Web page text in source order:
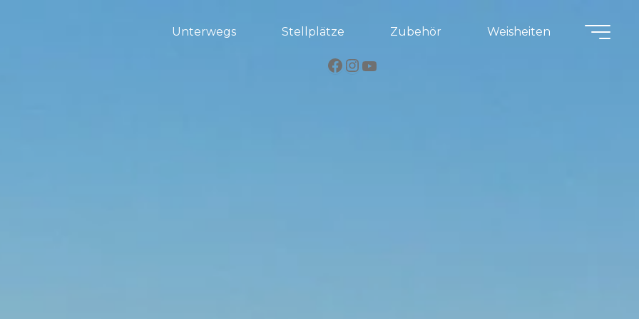
Unterwegs Stellplätze Zubehör Weisheiten
Facebook
Instagram
YouTube